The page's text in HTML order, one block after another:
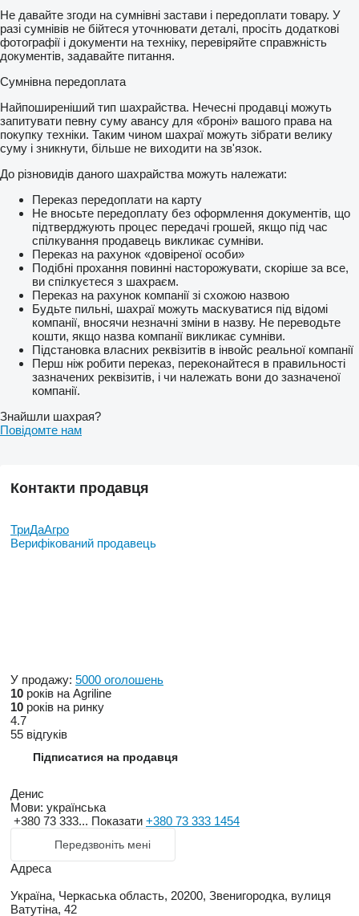
Не давайте згоди на сумнівні застави і передоплати товару. У
разі сумнівів не бійтеся уточнювати деталі, просіть додаткові
фотографії і документи на техніку, перевіряйте справжність
документів, задавайте питання.
Сумнівна передоплата
Найпоширеніший тип шахрайства. Нечесні продавці можуть
запитувати певну суму авансу для «броні» вашого права на
покупку техніки. Таким чином шахраї можуть зібрати велику
суму і зникнути, більше не виходити на зв'язок.
До різновидів даного шахрайства можуть належати:
Переказ передоплати на карту
Не вносьте передоплату без оформлення документів, що
підтверджують процес передачі грошей, якщо під час
спілкування продавець викликає сумніви.
Переказ на рахунок «довіреної особи»
Подібні прохання повинні насторожувати, скоріше за все,
ви спілкуєтеся з шахраєм.
Переказ на рахунок компанії зі схожою назвою
Будьте пильні, шахраї можуть маскуватися під відомі
компанії, вносячи незначні зміни в назву. Не переводьте
кошти, якщо назва компанії викликає сумніви.
Підстановка власних реквізитів в інвойс реальної компанії
Перш ніж робити переказ, переконайтеся в правильності
зазначених реквізитів, і чи належать вони до зазначеної
компанії.
Знайшли шахрая?
Повідомте нам
Контакти продавця
ТриДаАгро
Верифікований продавець
У продажу: 5000 оголошень
10 років на Agriline
10 років на ринку
4.7
55 відгуків
Підписатися на продавця
Денис
Мови: українська
+380 73 333... Показати +380 73 333 1454
Передзвоніть мені
Адреса
Україна, Черкаська область, 20200, Звенигородка, вулиця
Ватутіна, 42